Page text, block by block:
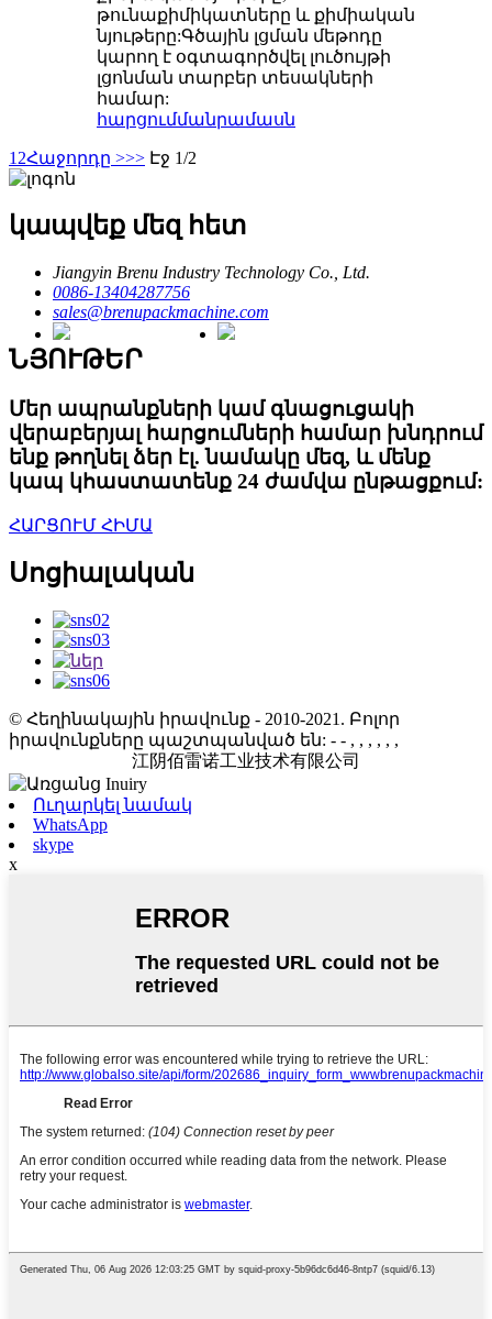
թունաքիմիկատները և քիմիական
նյութերը:Գծային լցման մեթոդը
կարող է օգտագործվել լուծույթի
լցոնման տարբեր տեսակների
համար:
հարցումմանրամասն
1 2Հաջորդը >>> Էջ 1/2
կապվեք մեզ հետ
Jiangyin Brenu Industry Technology Co., Ltd.
0086-13404287756
sales@brenupackmachine.com
ՆՅՈՒԹԵՐ
Մեր ապրանքների կամ գնացուցակի
վերաբերյալ հարցումների համար խնդրում
ենք թողնել ձեր էլ. նամակը մեզ, և մենք
կապ կհաստատենք 24 ժամվա ընթացքում:
ՀԱՐՑՈՒՄ ՀԻՄԱ
Սոցիալական
© Հեղինակային իրավունք - 2010-2021. Բոլոր
իրավունքները պաշտպանված են: - - , , , , , ,
江阴佰雷诺工业技术有限公司
Ուղարկել նամակ
WhatsApp
skype
x